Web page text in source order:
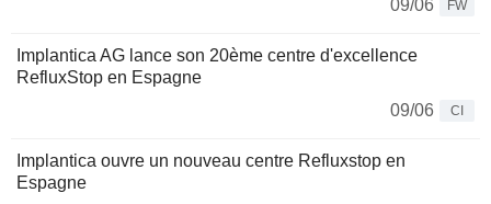
09/06
FW
Implantica AG lance son 20ème centre d'excellence
RefluxStop en Espagne
09/06
CI
Implantica ouvre un nouveau centre Refluxstop en
Espagne